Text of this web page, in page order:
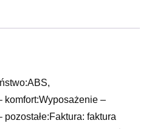
komfort:Wyposażenie –
faktura